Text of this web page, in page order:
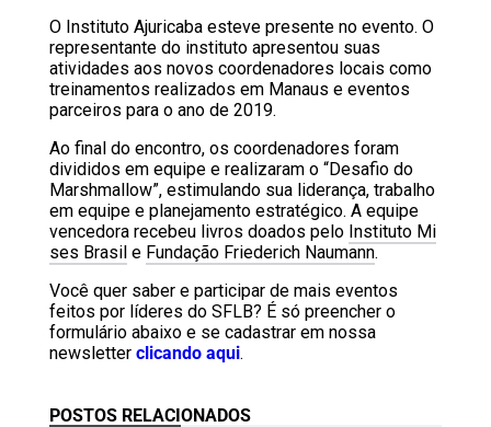
O Instituto Ajuricaba esteve presente no evento. O
representante do instituto apresentou suas
atividades aos novos coordenadores locais como
treinamentos realizados em Manaus e eventos
parceiros para o ano de 2019.
Ao final do encontro, os coordenadores foram
divididos em equipe e realizaram o “Desafio do
Marshmallow”, estimulando sua liderança, trabalho
em equipe e planejamento estratégico. A equipe
vencedora recebeu livros doados pelo Instituto Mi
ses Brasile Fundação Friederich Naumann.
Você quer saber e participar de mais eventos
feitos por líderes do SFLB? É só preencher o
formulário abaixo e se cadastrar em nossa
newsletter clicando aqui.
POSTOS RELACIONADOS